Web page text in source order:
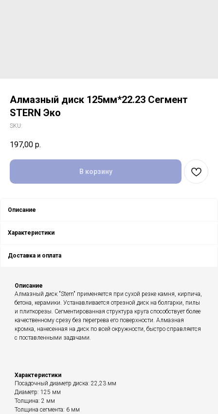
Алмазный диск 125мм*22.23 Сегмент
STERN Эко
SKU:
197,00 р.
В корзину
Описание
Характеристики
Доставка и оплата
Описание
Алмазный диск "Stern" применяется при сухой резке камня, кирпича,
бетона, керамики. Устанавливается отрезной диск на болгарки, пилы
и плиткорезы. Сегментированная структура круга способствует более
качественному срезу без перегрева его поверхности. Алмазная
кромка, нанесенная на диск по всей окружности, быстро справляется
с поставленными задачами.
Характеристики
Посадочный диаметр диска: 22,23 мм
Диаметр: 125 мм
Толщина: 2 мм
Толщина сегмента: 6 мм